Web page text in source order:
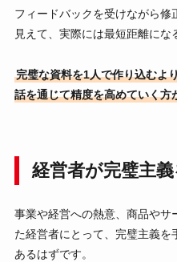
フィードバックを受けながら修
見えて、実際には最短距離にな
完璧な資料を1人で作り込むよ
話を通じて精度を高めていく方
経営者が完璧主
事業や経営への熱意、商品やサ
た経営者にとって、完璧主義を
あるはずです。